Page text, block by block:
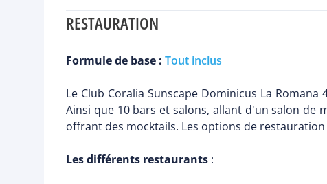
RESTAURATION
Formule de base : Tout inclus
Le Club Coralia Sunscape Dominicus La
Ainsi que 10 bars et salons, allant d'un salon de
offrant des mocktails. Les options de
Les différents restaurants :